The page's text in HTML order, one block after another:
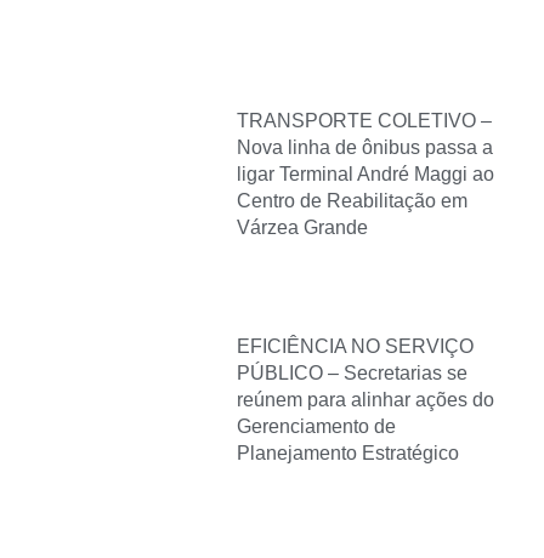
TRANSPORTE COLETIVO –
Nova linha de ônibus passa a
ligar Terminal André Maggi ao
Centro de Reabilitação em
Várzea Grande
EFICIÊNCIA NO SERVIÇO
PÚBLICO – Secretarias se
reúnem para alinhar ações do
Gerenciamento de
Planejamento Estratégico